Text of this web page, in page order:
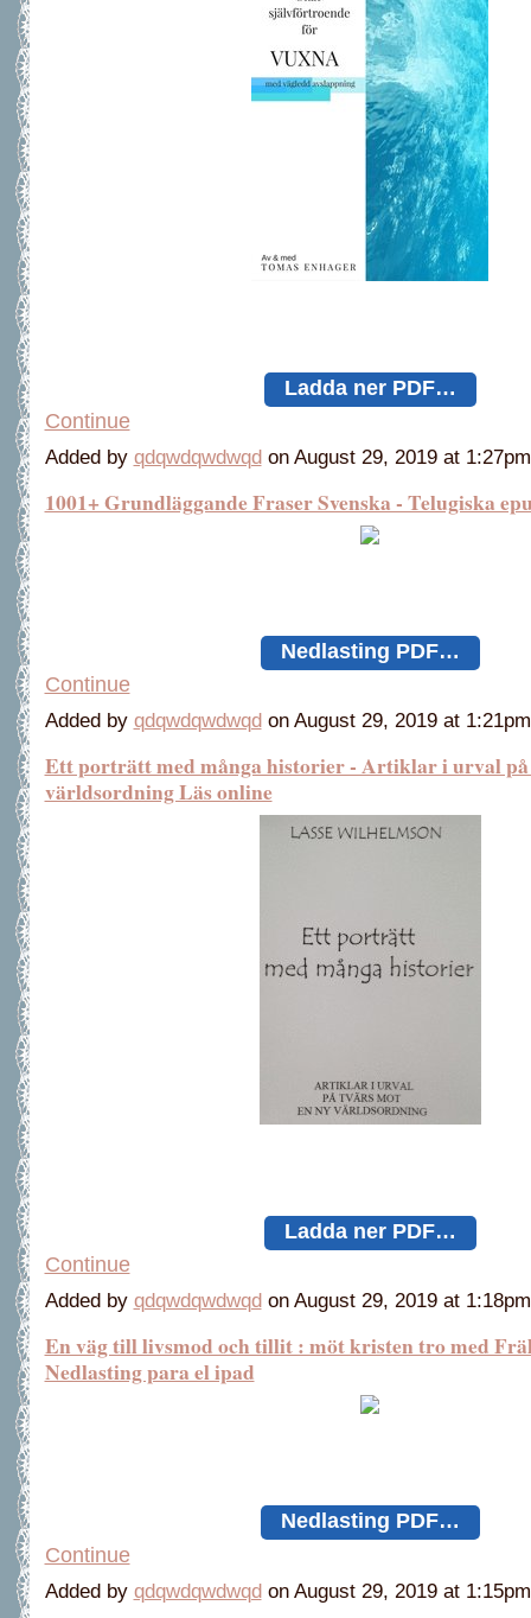
Ladda ner PDF…
Continue
Added by qdqwdqwdwqdon August 29, 2019 at
1001+ Grundläggande Fraser Svenska - Telugiska
Nedlasting PDF…
Continue
Added by qdqwdqwdwqd on August 29, 2019 at
Ett porträtt med många historier - Artiklar i urval på
världsordning Läs online
Ladda ner PDF…
Continue
Added by qdqwdqwdwqd on August 29, 2019 at
En väg till livsmod och tillit : möt kristen tro med
Nedlasting para el ipad
Nedlasting PDF…
Continue
Added by qdqwdqwdwqdon August 29, 2019 at